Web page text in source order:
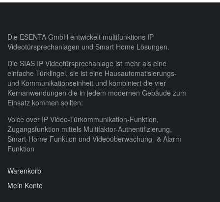
Die ESENTA GmbH entwickelt multifunktions IP
Videotürsprechanlagen und Smart Home Lösungen.
Die SIAS IP Videotürsprechanlage ist mehr als eine
einfache Türklingel, sie ist eine Hausautomatisierungs-
und Kommunikationseinheit und kombiniert die vier
Kernanwendungen die in jedem modernen Gebäude zum
Einsatz kommen sollten:
Voice over IP Video-Türkommunikation-Funktion,
Zugangsfunktion mittels Multifaktor-Authentifizierung,
Smart-Home-Funktion und Videoüberwachung- & Alarm
Funktion
Warenkorb
Mein Konto